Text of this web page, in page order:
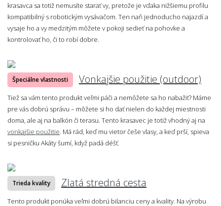
krasavca sa totiž nemusíte starať vy, pretože je vďaka nižšiemu profilu
kompatibilný s robotickým vysávačom. Ten naň jednoducho najazdí a
vysaje ho a vy medzitým môžete v pokoji sedieť na pohovke a
kontrolovať ho, či to robí dobre.
Špeciálne vlastnosti Vonkajšie použitie (outdoor)
Tiež sa vám tento produkt veľmi páči a nemôžete sa ho nabažiť? Máme
pre vás dobrú správu – môžete si ho dať nielen do každej miestnosti
doma, ale aj na balkón či terasu. Tento krasavec je totiž vhodný aj na
vonkajšie použitie . Má rád, keď mu vietor češe vlasy, a keď prší, spieva
si pesničku Akáty šumí, když padá déšť.
Trieda kvality Zlatá stredná cesta
Tento produkt ponúka veľmi dobrú bilanciu ceny a kvality. Na výrobu